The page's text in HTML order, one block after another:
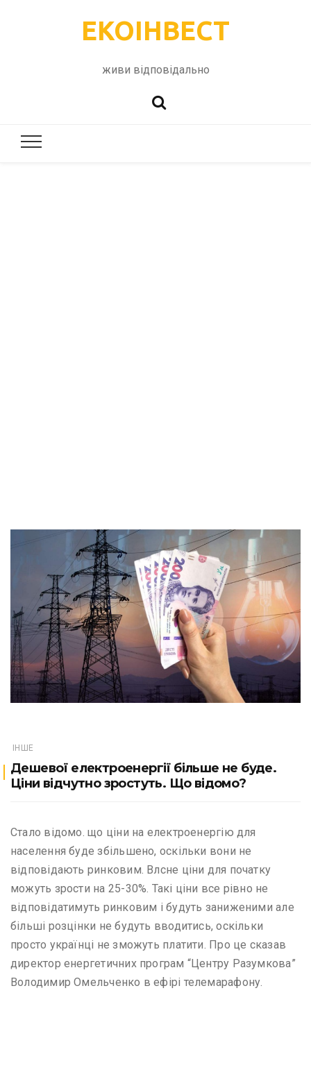
ЕКОІНВЕСТ
живи відповідально
ІНШЕ
Дешевої електроенергії більше не буде.
Ціни відчутно зростуть. Що відомо?
Стало відомо. що ціни на електроенергію для
населення буде збільшено, оскільки вони не
відповідають ринковим. Влсне ціни для початку
можуть зрости на 25-30%. Такі ціни все рівно не
відповідатимуть ринковим і будуть заниженими але
більші розцінки не будуть вводитись, оскільки
просто українці не зможуть платити. Про це сказав
директор енергетичних програм “Центру Разумкова”
Володимир Омельченко в ефірі телемарафону.